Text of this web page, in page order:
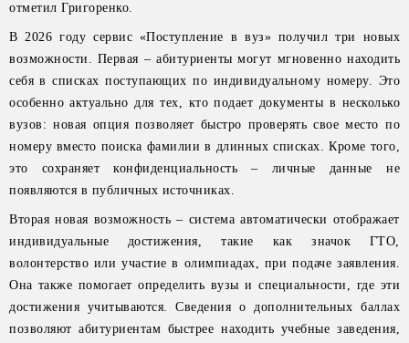
отметил Григоренко.
В 2026 году сервис «Поступление в вуз» получил три новых
возможности. Первая – абитуриенты могут мгновенно находить
себя в списках поступающих по индивидуальному номеру. Это
особенно актуально для тех, кто подает документы в несколько
вузов: новая опция позволяет быстро проверять свое место по
номеру вместо поиска фамилии в длинных списках. Кроме того,
это сохраняет конфиденциальность – личные данные не
появляются в публичных источниках.
Вторая новая возможность – система автоматически отображает
индивидуальные достижения, такие как значок ГТО,
волонтерство или участие в олимпиадах, при подаче заявления.
Она также помогает определить вузы и специальности, где эти
достижения учитываются. Сведения о дополнительных баллах
позволяют абитуриентам быстрее находить учебные заведения,